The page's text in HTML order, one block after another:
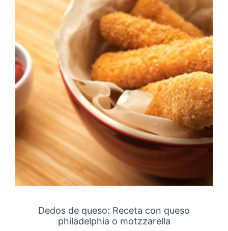
Dedos de queso: Receta con queso
philadelphia o motzzarella